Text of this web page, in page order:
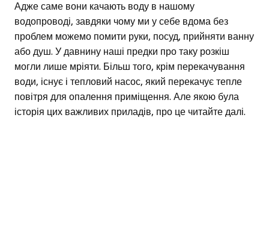
Адже саме вони качають воду в нашому
водопроводі, завдяки чому ми у себе вдома без
проблем можемо помити руки, посуд, прийняти ванну
або душ. У давнину наші предки про таку розкіш
могли лише мріяти. Більш того, крім перекачування
води, існує і тепловий насос, який перекачує тепле
повітря для опалення приміщення. Але якою була
історія цих важливих приладів, про це читайте далі.